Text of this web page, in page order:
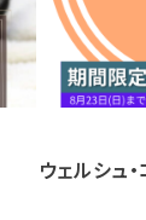
ウェルシュ